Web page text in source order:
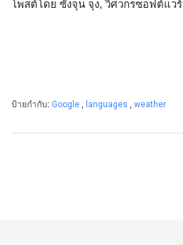
โพสต์โดย ซังจุน จุง, วิศวกรซอฟต์แวร์
ป้ายกำกับ: Google , languages , weather